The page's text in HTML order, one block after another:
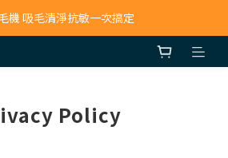
機 吸毛清淨抗敏一次搞定
機 吸毛清淨抗敏一次搞定
Policy